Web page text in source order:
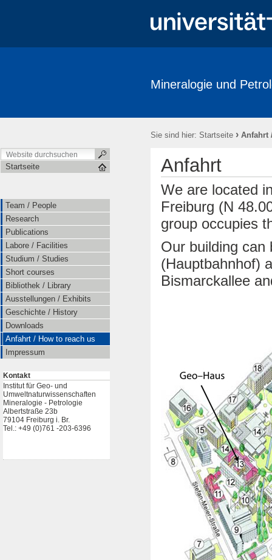
Geschichte / History Downloads
Mineralogie und
Sie sind hier: Startseite › Anfahrt
Startseite
Team / People
Research
Publications
Labore / Facilities
Studium / Studies
Short courses
Bibliothek / Library
Ausstellungen / Exhibits
Geschichte / History
Downloads
Anfahrt / How to reach us
Impressum
Kontakt
Institut für Geo- und
Umweltnaturwissenschaften
Mineralogie - Petrologie
Albertstraße 23b
79104 Freiburg i. Br.
Tel.: +49 (0)761 -203-6396
Anfahrt
We are located
Freiburg (N
group occupies
Our building can
(Hauptbahnhof)
Bismarckallee